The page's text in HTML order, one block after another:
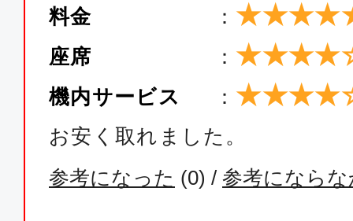
料金 ：
座席 ：
機内サービス ：
お安く取れました。
参考になった (0) / 参考になら